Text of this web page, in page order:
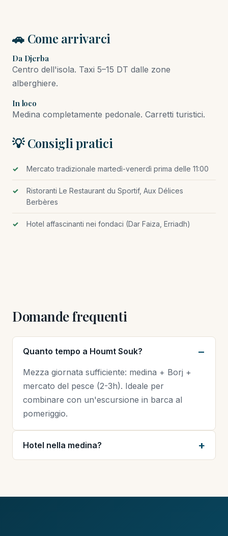
🚗 Come arrivarci
Da Djerba
Centro dell'isola. Taxi 5–15 DT dalle zone
alberghiere.
In loco
Medina completamente pedonale. Carretti turistici.
💡 Consigli pratici
Mercato tradizionale martedì-venerdì prima delle 11:00
Ristoranti Le Restaurant du Sportif, Aux Délices
Berbères
Hotel affascinanti nei fondaci (Dar Faiza, Erriadh)
Domande frequenti
Quanto tempo a Houmt Souk?
Mezza giornata sufficiente: medina + Borj +
mercato del pesce (2-3h). Ideale per
combinare con un'escursione in barca al
pomeriggio.
Hotel nella medina?